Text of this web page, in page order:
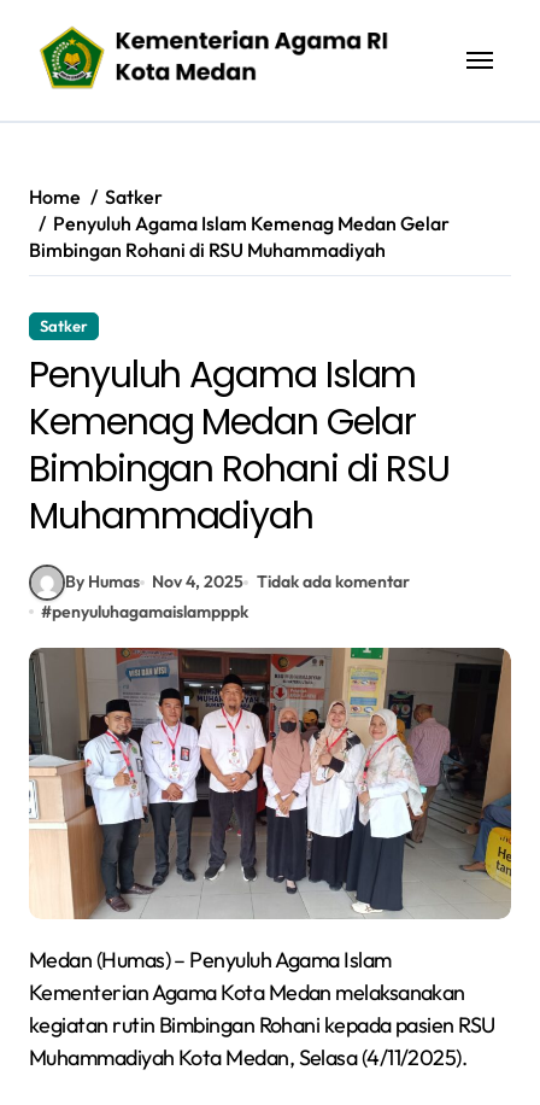
content
Home
Satker
Penyuluh Agama Islam Kemenag Medan Gelar
Bimbingan Rohani di RSU Muhammadiyah
Satker
Penyuluh Agama Islam
Kemenag Medan Gelar
Bimbingan Rohani di RSU
Muhammadiyah
By Humas Nov 4, 2025 Tidak ada komentar
#penyuluhagamaislampppk
Medan (Humas) – Penyuluh Agama Islam
Kementerian Agama Kota Medan melaksanakan
kegiatan rutin Bimbingan Rohani kepada pasien RSU
Muhammadiyah Kota Medan, Selasa (4/11/2025).